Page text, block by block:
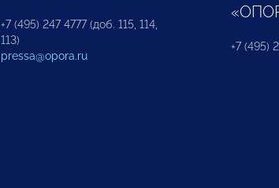
+7 (495) 247 4777 (доб. 115, 114,
113)
pressa@opora.ru
+7 (495)